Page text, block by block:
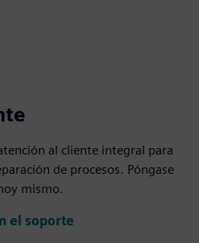
al cliente integral para
de procesos. Póngase
mismo.
el soporte